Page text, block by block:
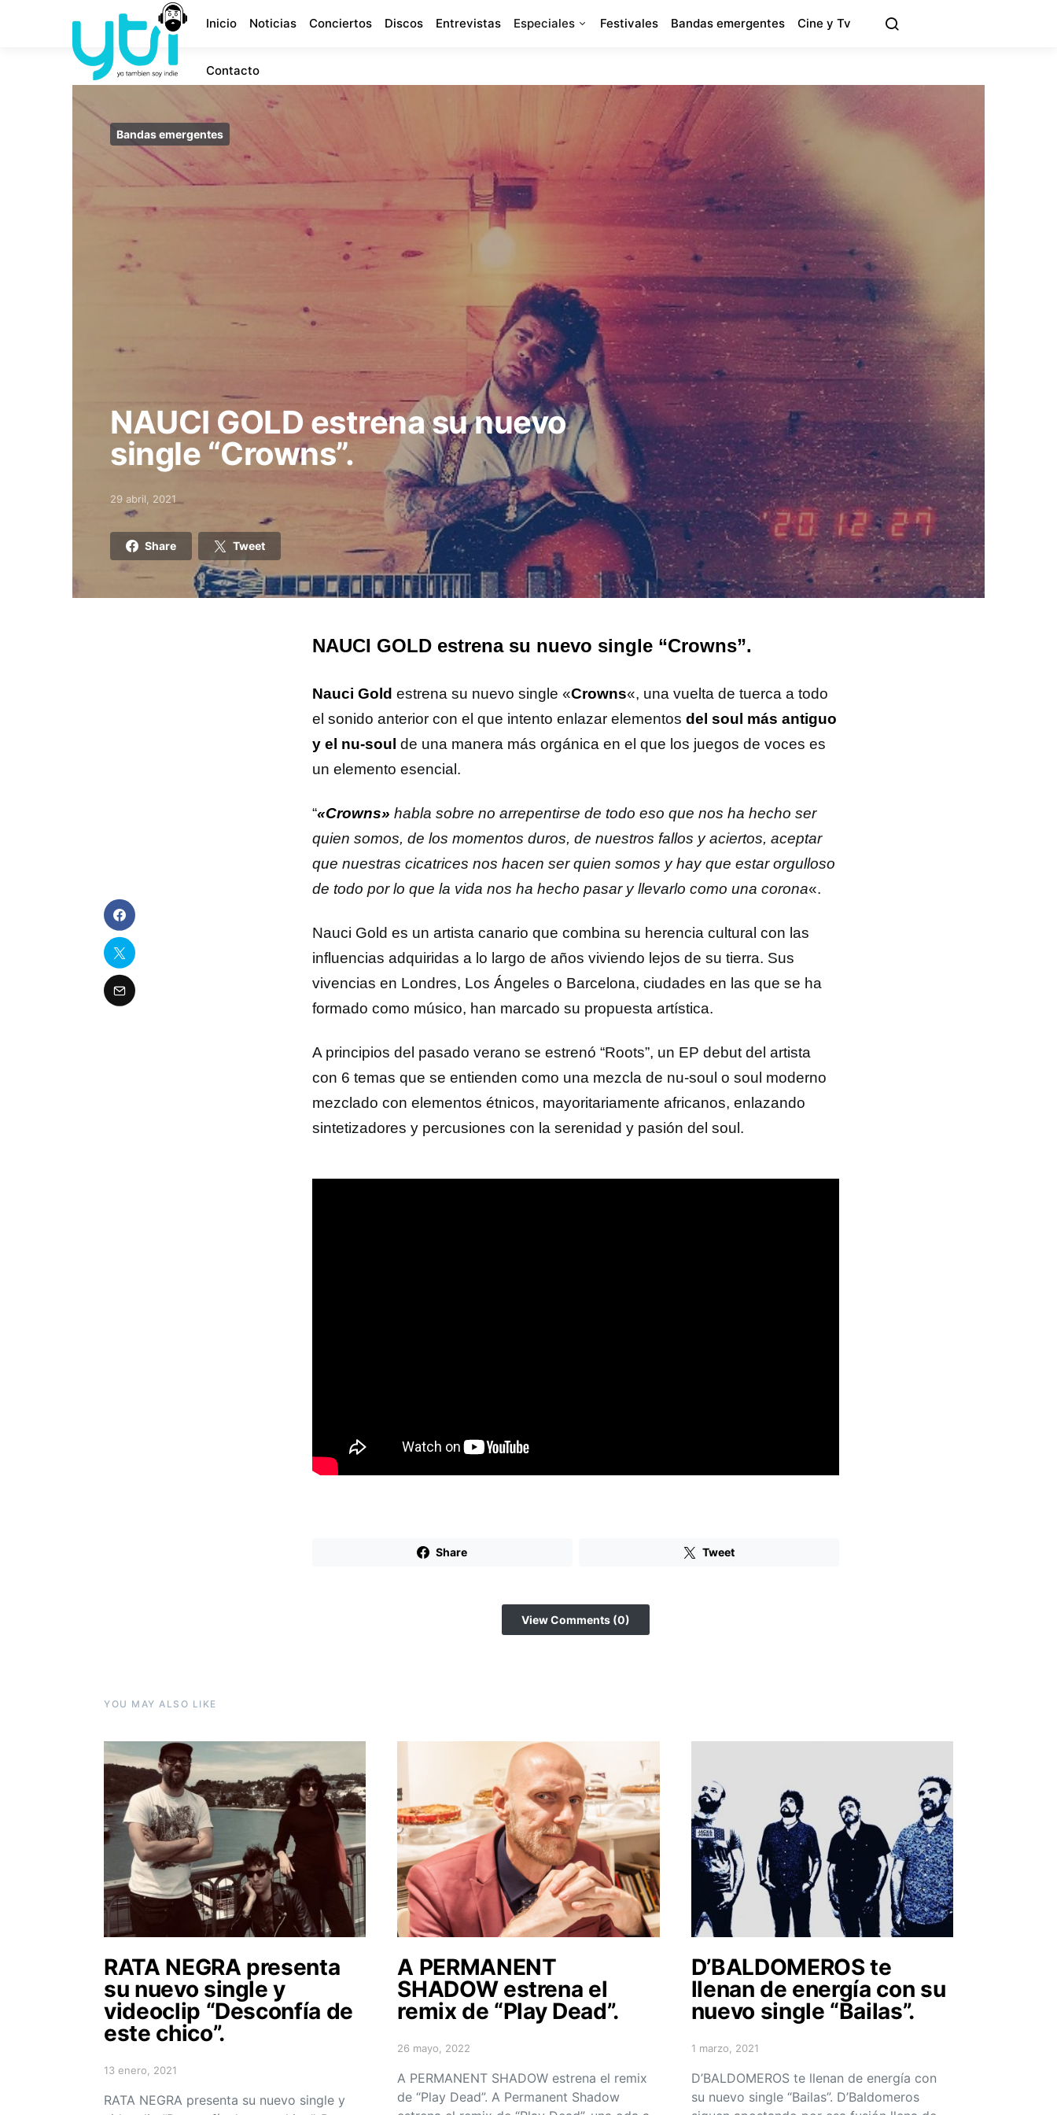
Inicio Noticias Conciertos Discos Entrevistas Especiales Festivales Bandas emergentes Cine y Tv
Contacto
Bandas emergentes
NAUCI GOLD estrena su nuevo
single “Crowns”.
Posted on
29 abril, 2021
Share Tweet
NAUCI GOLD estrena su nuevo single “Crowns”.
Nauci Gold estrena su nuevo single «Crowns«, una vuelta de tuerca a todo
el sonido anterior con el que intento enlazar elementos del soul más antiguo
y el nu-soul de una manera más orgánica en el que los juegos de voces es
un elemento esencial.
“«Crowns» habla sobre no arrepentirse de todo eso que nos ha hecho ser
quien somos, de los momentos duros, de nuestros fallos y aciertos, aceptar
que nuestras cicatrices nos hacen ser quien somos y hay que estar orgulloso
de todo por lo que la vida nos ha hecho pasar y llevarlo como una corona«.
Nauci Gold es un artista canario que combina su herencia cultural con las
influencias adquiridas a lo largo de años viviendo lejos de su tierra. Sus
vivencias en Londres, Los Ángeles o Barcelona, ciudades en las que se ha
formado como músico, han marcado su propuesta artística.
A principios del pasado verano se estrenó “Roots”, un EP debut del artista
con 6 temas que se entienden como una mezcla de nu-soul o soul moderno
mezclado con elementos étnicos, mayoritariamente africanos, enlazando
sintetizadores y percusiones con la serenidad y pasión del soul.
Share Tweet
View Comments (0)
YOU MAY ALSO LIKE
RATA NEGRA presenta
su nuevo single y
videoclip “Desconfía de
este chico”.
Posted on
13 enero, 2021
RATA NEGRA presenta su nuevo single y
A PERMANENT
SHADOW estrena el
remix de “Play Dead”.
Posted on
26 mayo, 2022
A PERMANENT SHADOW estrena el remix
de “Play Dead”. A Permanent Shadow
D’BALDOMEROS te
llenan de energía con su
nuevo single “Bailas”.
Posted on
1 marzo, 2021
D’BALDOMEROS te llenan de energía con
su nuevo single “Bailas”. D’Baldomeros